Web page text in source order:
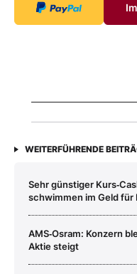
WEITERFÜHRENDE
Sehr günstiger
schwimmen im Geld
AMS‑Osram: Konzern
Aktie steigt